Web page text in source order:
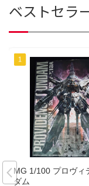
ベストセラ
MG 1/100 プロヴィ
ダム